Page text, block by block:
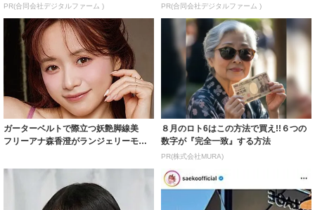
PR(合同会社デジタルファーム ) PR(合同会社デジタルファーム )
ガーターベルトで際立つ妖艶脚線美
フリーアナ森香澄がランジェリーモデ
８月のロト6はこの方法で買え!!６つの
数字が『完全一致』する方法
PR(株式会社MURA)